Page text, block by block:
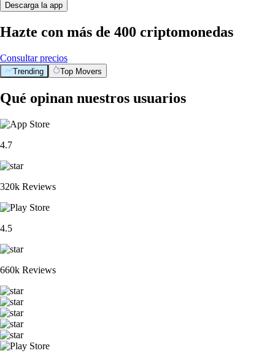
Descarga la app
Hazte con más de 400 criptomonedas
Consultar precios
Trending Top Movers
Qué opinan nuestros usuarios
4.7
320k Reviews
4.5
660k Reviews